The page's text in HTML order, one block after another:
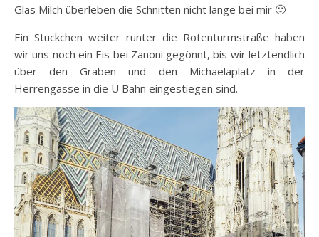
Glas Milch überleben die Schnitten nicht lange bei mir 🙂
Ein Stückchen weiter runter die Rotenturmstraße haben
wir uns noch ein Eis bei Zanoni gegönnt, bis wir letztendlich
über den Graben und den Michaelaplatz in der
Herrengasse in die U Bahn eingestiegen sind.